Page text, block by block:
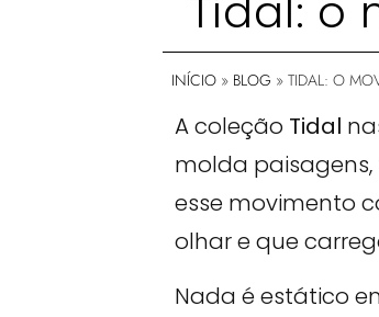
INÍCIO » BLOG » TIDAL: O
A coleção Tidal
molda
esse movimento
olhar e que
Nada é estático